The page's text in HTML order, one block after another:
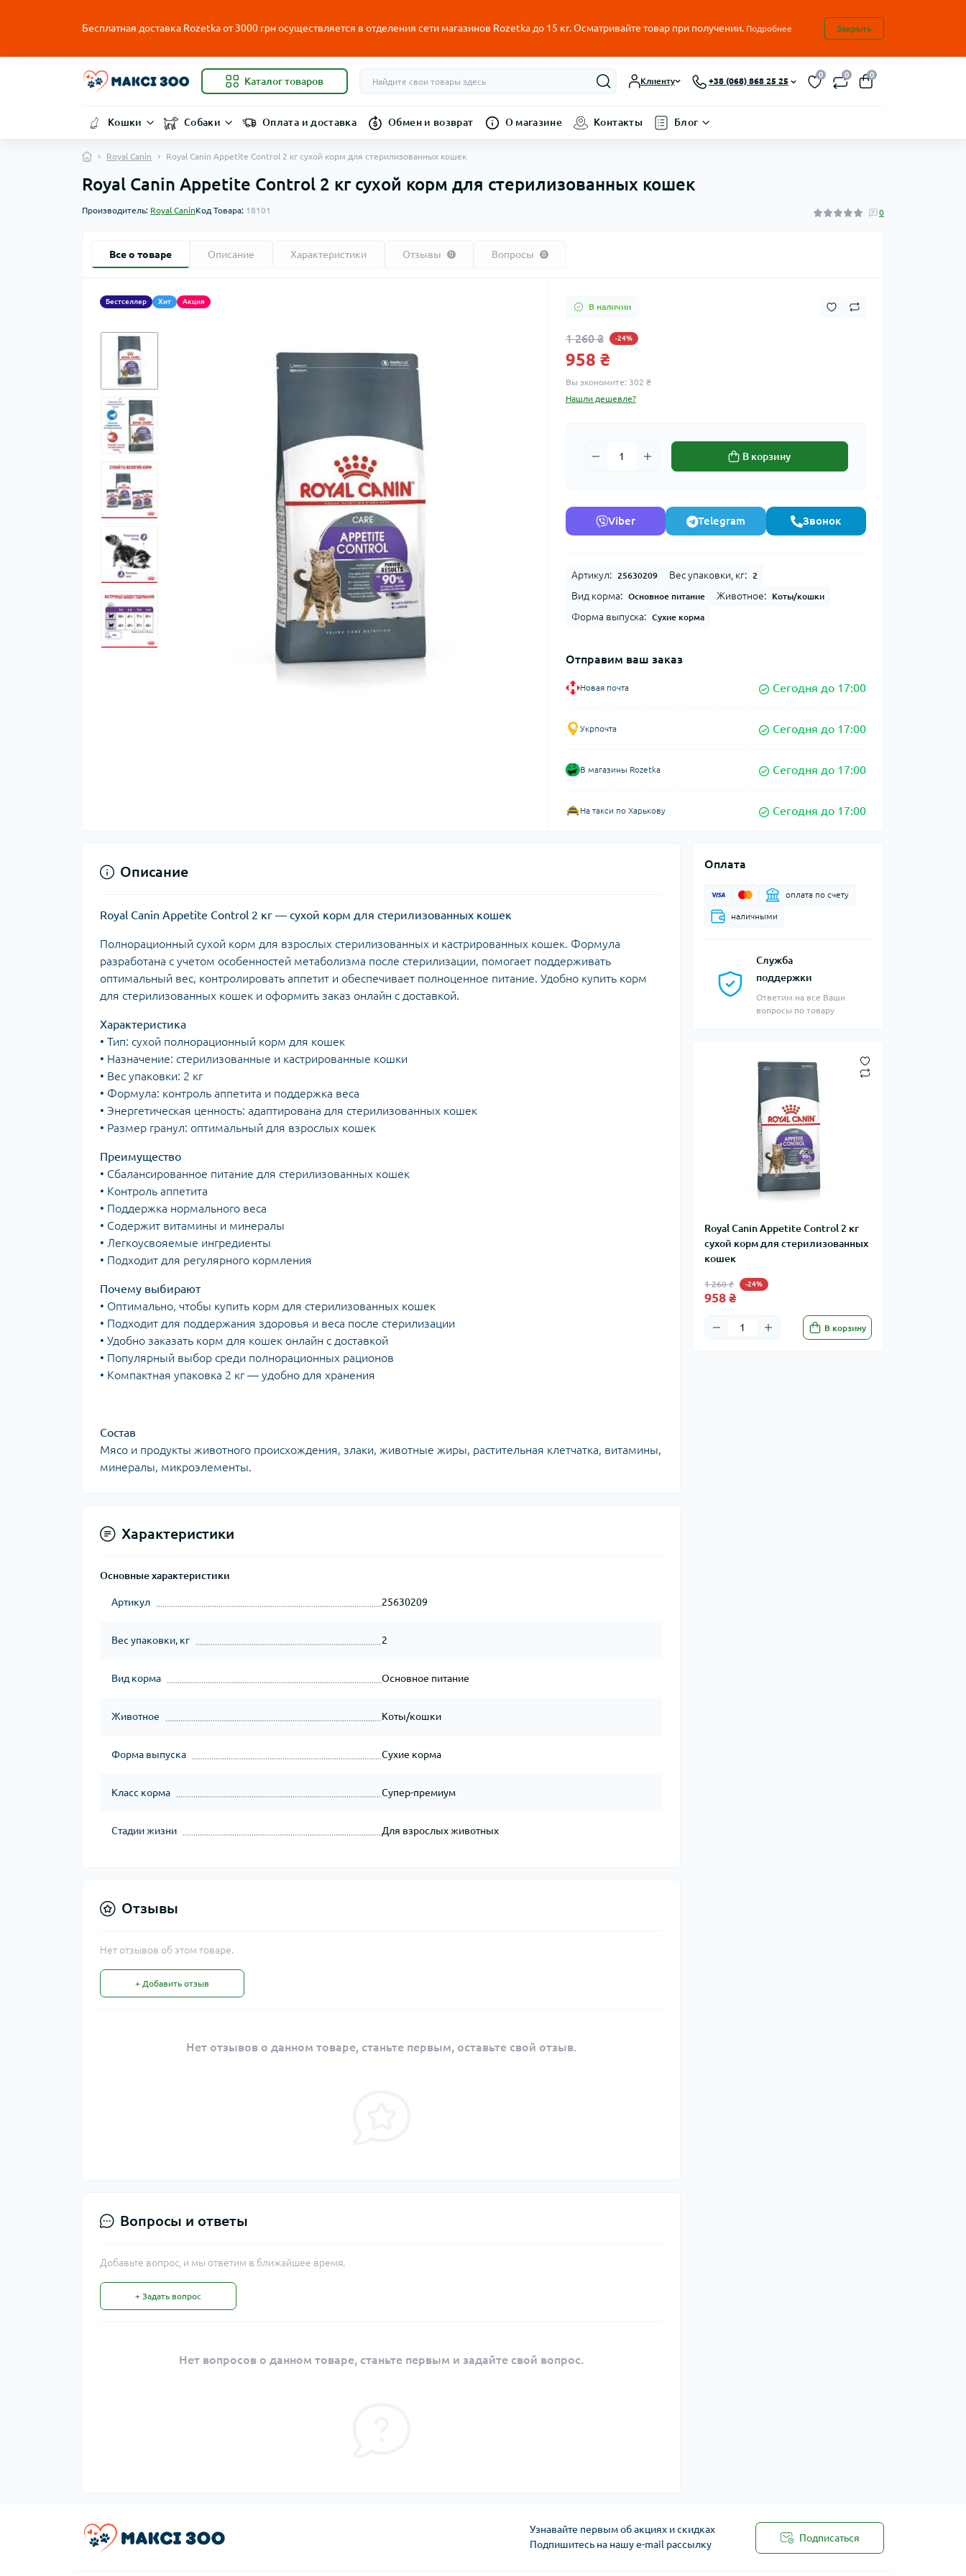
Бесплатная доставка Rozetka от3000 грн осуществляется в отделения сети магазинов Rozetka до 15 кг. Осматривайте товар при получении. Подробнее Закрыть
Каталог товаров Клиенту +38 (068) 868 25 25
0 0 0
Кошки Собаки Оплата и доставка Обмен и возврат О магазине Контакты Блог
Royal Canin Royal Canin Appetite Control 2 кг сухой корм для стерилизованных кошек
Royal Canin Appetite Control 2 кг сухой корм для стерилизованных кошек
Производитель: Royal CaninКод Товара: 18101 0
Все о товаре Описание Характеристики Отзывы 0 Вопросы 0
Бестселлер Хит Акция
В наличии
1 260 ₴ -24%
958 ₴
Вы экономите: 302 ₴
Нашли дешевле?
В корзину
Viber Telegram Звонок
Артикул: 25630209 Вес упаковки, кг: 2
Вид корма: Основное питание Животное: Коты/кошки
Форма выпуска: Сухие корма
Отправим ваш заказ
Новая почта Сегодня до 17:00
Укрпочта Сегодня до 17:00
В магазины Rozetka Сегодня до 17:00
На такси по Харькову Сегодня до 17:00
Оплата
оплата по счету
наличными
Служба
поддержки
Ответим на все Ваши
вопросы по товару
Royal Canin Appetite Control 2 кг
сухой корм для стерилизованных
кошек
1 260 ₴ -24%
958 ₴
В корзину
Описание
Royal Canin Appetite Control 2 кг — сухой корм для стерилизованных кошек
Полнорационный сухой корм для взрослых стерилизованных и кастрированных кошек. Формула
разработана с учетом особенностей метаболизма после стерилизации, помогает поддерживать
оптимальный вес, контролировать аппетит и обеспечивает полноценное питание. Удобно купить корм
для стерилизованных кошек и оформить заказ онлайн с доставкой.
Характеристика
• Тип: сухой полнорационный корм для кошек
• Назначение: стерилизованные и кастрированные кошки
• Вес упаковки: 2 кг
• Формула: контроль аппетита и поддержка веса
• Энергетическая ценность: адаптирована для стерилизованных кошек
• Размер гранул: оптимальный для взрослых кошек
Преимущество
• Сбалансированное питание для стерилизованных кошек
• Контроль аппетита
• Поддержка нормального веса
• Содержит витамины и минералы
• Легкоусвояемые ингредиенты
• Подходит для регулярного кормления
Почему выбирают
• Оптимально, чтобы купить корм для стерилизованных кошек
• Подходит для поддержания здоровья и веса после стерилизации
• Удобно заказать корм для кошек онлайн с доставкой
• Популярный выбор среди полнорационных рационов
• Компактная упаковка 2 кг — удобно для хранения
Состав
Мясо и продукты животного происхождения, злаки, животные жиры, растительная клетчатка, витамины,
минералы, микроэлементы.
Характеристики
Основные характеристики
Артикул 25630209
Вес упаковки, кг 2
Вид корма Основное питание
Животное Коты/кошки
Форма выпуска Сухие корма
Класс корма Супер-премиум
Стадии жизни Для взрослых животных
Отзывы
Нет отзывов об этом товаре.
+ Добавить отзыв
Нет отзывов о данном товаре, станьте первым, оставьте свой отзыв.
Вопросы и ответы
Добавьте вопрос, и мы ответим в ближайшее время.
+ Задать вопрос
Нет вопросов о данном товаре, станьте первым и задайте свой вопрос.
Узнавайте первым об акциях и скидках
Подпишитесь на нашу e-mail рассылку
Подписаться